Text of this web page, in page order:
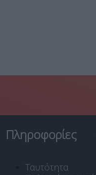
Πληροφορίες
Ταυτότητα